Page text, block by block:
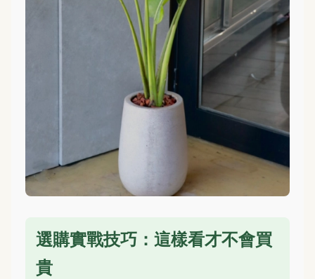
選購實戰技巧：這樣看才不會買
貴